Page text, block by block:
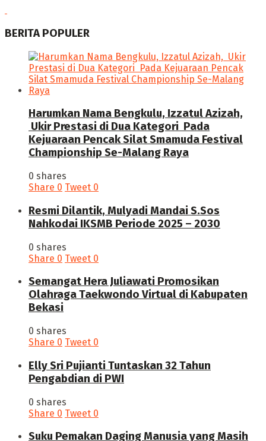
BERITA POPULER
Harumkan Nama Bengkulu, Izzatul Azizah,
Ukir Prestasi di Dua Kategori Pada
Kejuaraan Pencak Silat Smamuda Festival
Championship Se-Malang Raya
0 shares
Share 0 Tweet 0
Resmi Dilantik, Mulyadi Mandai S.Sos
Nahkodai IKSMB Periode 2025 – 2030
0 shares
Share 0 Tweet 0
Semangat Hera Juliawati Promosikan
Olahraga Taekwondo Virtual di Kabupaten
Bekasi
0 shares
Share 0 Tweet 0
Elly Sri Pujianti Tuntaskan 32 Tahun
Pengabdian di PWI
0 shares
Share 0 Tweet 0
‎Suku Pemakan Daging Manusia yang Masih